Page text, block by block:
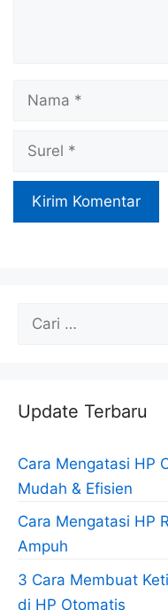
Nama
Surel
Cari
Update Terbaru
Cara Mengatasi HP
Mudah & Efisien
Cara Mengatasi HP
Ampuh
3 Cara Membuat
di HP Otomatis